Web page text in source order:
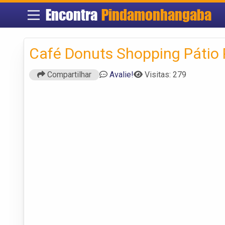
Encontra Pindamonhangaba
Café Donuts Shopping Pátio
Compartilhar Avalie! Visitas: 279